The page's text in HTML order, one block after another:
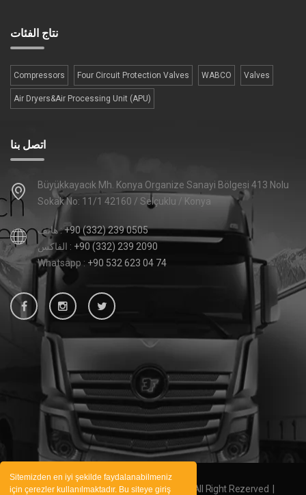
Sitemizden en iyi şekilde faydalanabilmeniz
için çerezler kullanılmaktadır. Bu siteye giriş
نتاج الفئات
Compressors Four Сircuit Protection Valves WABCO Valves
Air Dryers&Air Processing Unit (APU)
اتصل بنا
Büyükkayacık Mh. Konya Organize Sanayi Bölgesi 413 Nolu
Sokak No: 11/1 42160 / Selçuklu / Konya
هاتف :+90 (332) 239 0505
الفاكس : +90 (332) 239 2090
Whatsapp : +90 532 623 04 74
2020 © 3fbrakes Bütün Hakları Saklıdır, All Right Rezerved |